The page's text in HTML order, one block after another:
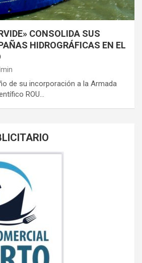
CONSOLIDA SUS
HIDROGRÁFICAS EN EL
de su incorporación a la Armada
ROU…